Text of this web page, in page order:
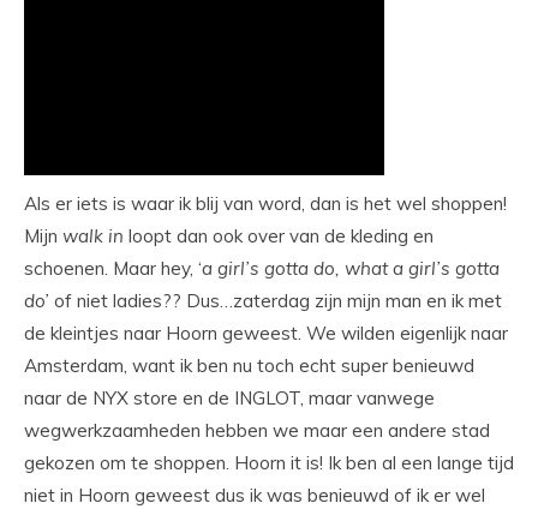
Als er iets is waar ik blij van word, dan is het wel shoppen!
Mijn walk in loopt dan ook over van de kleding en
schoenen. Maar hey, ‘a girl’s gotta do, what a girl’s gotta
do’ of niet ladies?? Dus…zaterdag zijn mijn man en ik met
de kleintjes naar Hoorn geweest. We wilden eigenlijk naar
Amsterdam, want ik ben nu toch echt super benieuwd
naar de NYX store en de INGLOT, maar vanwege
wegwerkzaamheden hebben we maar een andere stad
gekozen om te shoppen. Hoorn it is! Ik ben al een lange tijd
niet in Hoorn geweest dus ik was benieuwd of ik er wel